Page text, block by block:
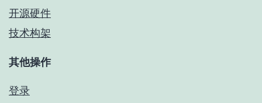
开源硬件
技术构架
其他操作
登录